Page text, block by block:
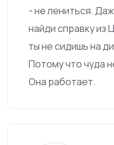
- не лениться.
найди справку из
ты не сидишь на
Потому что чуда
Она работает.